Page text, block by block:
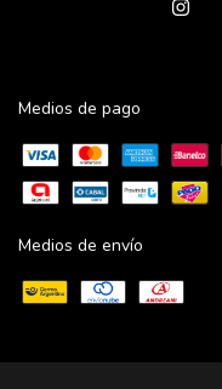
Medios de pago
Medios de envío